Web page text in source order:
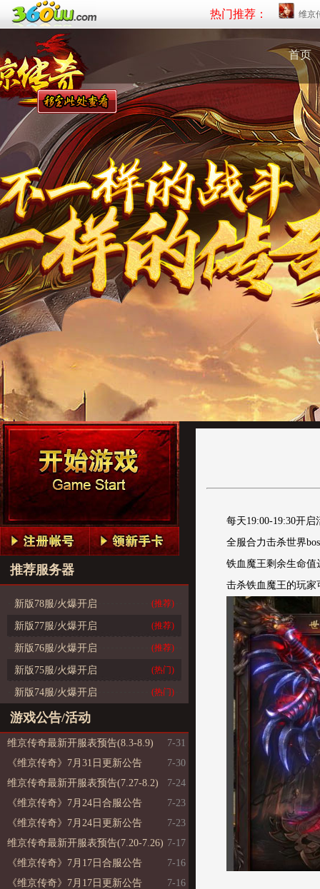
热门推荐： 维京
首页
推荐服务器
新版78服/火爆开启 (推荐)
新版77服/火爆开启 (推荐)
新版76服/火爆开启 (推荐)
新版75服/火爆开启 (热门)
新版74服/火爆开启 (热门)
游戏公告/活动
维京传奇最新开服表预告(8.3-8.9)
7-31
《维京传奇》7月31日更新公告
7-30
维京传奇最新开服表预告(7.27-8.2)
7-24
《维京传奇》7月24日合服公告
7-23
《维京传奇》7月24日更新公告
7-23
维京传奇最新开服表预告(7.20-7.26) 7-17
《维京传奇》7月17日合服公告
7-16
《维京传奇》7月17日更新公告
7-16
每天19:00-19:30开
全服合力击杀世界
铁血魔王剩余生命值
击杀铁血魔王的玩家